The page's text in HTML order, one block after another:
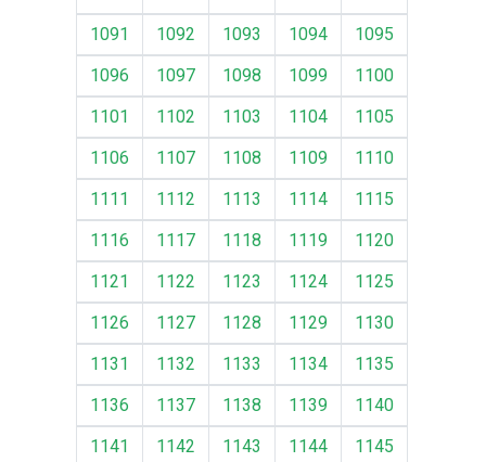
1091
1092 1093 1094
1095
1096
1097 1098 1099
1100
1101
1102 1103 1104
1105
1106
1107 1108 1109
1110
1111
1112 1113 1114
1115
1116
1117 1118 1119
1120
1121
1122 1123 1124
1125
1126
1127 1128 1129
1130
1131
1132 1133 1134
1135
1136
1137 1138 1139
1140
1141
1142 1143 1144 1145